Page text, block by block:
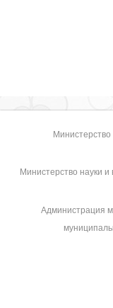
Министерство науки
Администрация